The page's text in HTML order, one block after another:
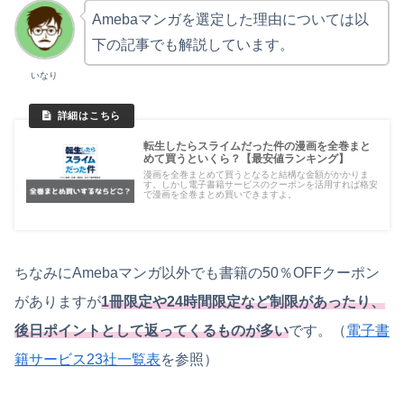
いなり
Amebaマンガを選定した理由については以
下の記事でも解説しています。
転生したらスライムだった件の漫画を全巻まと
めて買うといくら？【最安値ランキング】
漫画を全巻まとめて買うとなると結構な金額がかかりま
す。しかし電子書籍サービスのクーポンを活用すれば格安
で漫画を全巻まとめ買いできますよ。
ちなみにAmebaマンガ以外でも書籍の50％OFFクーポン
がありますが1冊限定や24時間限定など制限があったり、
後日ポイントとして返ってくるものが多いです。（電子書
籍サービス23社一覧表を参照）